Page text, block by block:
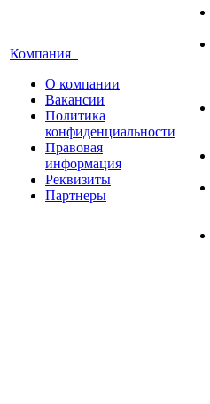
Компания
О компании
Вакансии
Политика
конфиденциальности
Правовая
информация
Реквизиты
Партнеры